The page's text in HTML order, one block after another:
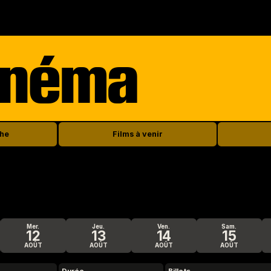
Films à venir
mer.
12
AOÛT
jeu.
13
AOÛT
ven.
14
AOÛT
sam.
15
AOÛT